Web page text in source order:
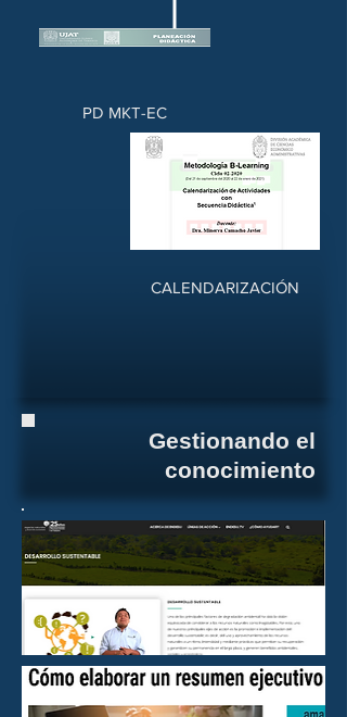
PD MKT-EC
CALENDARIZACIÓN
Gestionando el
conocimiento